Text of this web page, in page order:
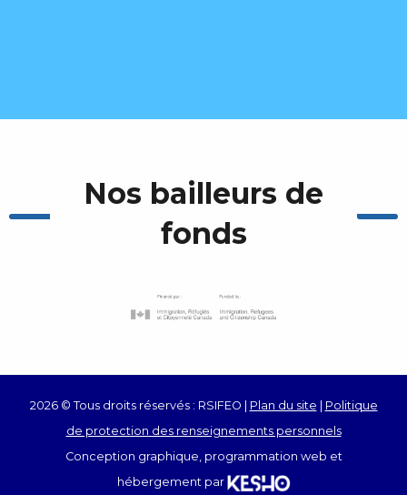
Nos bailleurs de
fonds
2026 © Tous droits réservés : RSIFEO | Plan du site
Politique
de protection des renseignements personnels
Conception graphique, programmation web et
hébergement par